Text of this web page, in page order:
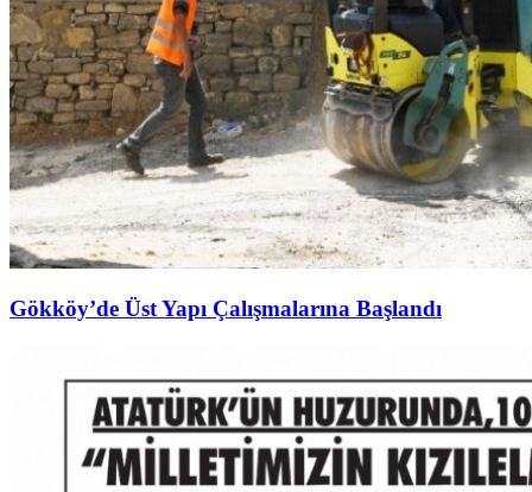
Gökköy’de Üst Yapı Çalışmalarına Başlandı